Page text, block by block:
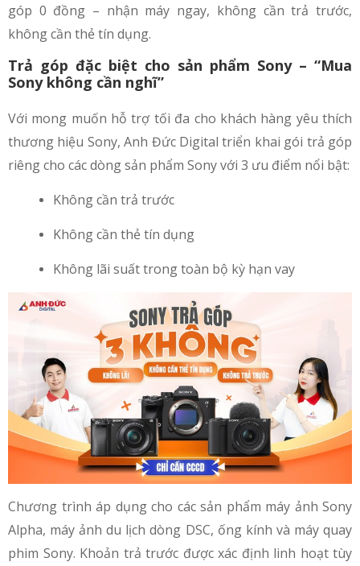
góp 0 đồng – nhận máy ngay, không cần trả trước,
không cần thẻ tín dụng.
Trả góp đặc biệt cho sản phẩm Sony – “Mua
Sony không cần nghĩ”
Với mong muốn hỗ trợ tối đa cho khách hàng yêu thích
thương hiệu Sony, Anh Đức Digital triển khai gói trả góp
riêng cho các dòng sản phẩm Sony với 3 ưu điểm nổi bật:
Không cần trả trước
Không cần thẻ tín dụng
Không lãi suất trong toàn bộ kỳ hạn vay
Chương trình áp dụng cho các sản phẩm máy ảnh Sony
Alpha, máy ảnh du lịch dòng DSC, ống kính và máy quay
phim Sony. Khoản trả trước được xác định linh hoạt tùy